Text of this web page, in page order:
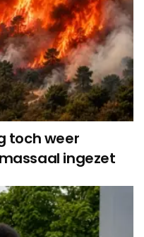
toch weer
ingezet